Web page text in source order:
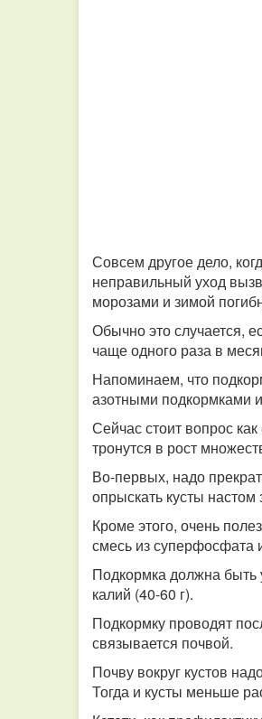
Совсем другое дело,
неправильный уход
морозами и зимой
Обычно это случается,
чаще одного раза в
Напоминаем, что
азотными подкормками
Сейчас стоит вопрос
тронутся в рост
Во-первых, надо
опрыскать кусты
Кроме этого, очень
смесь из суперфосфата
Подкормка должна быть
калий (40-60 г).
Подкормку проводят
связывается почвой.
Почву вокруг кустов
Тогда и кусты меньше